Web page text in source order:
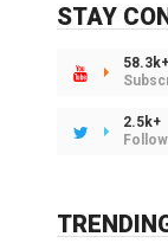
STAY
58.3k+
2.5k+